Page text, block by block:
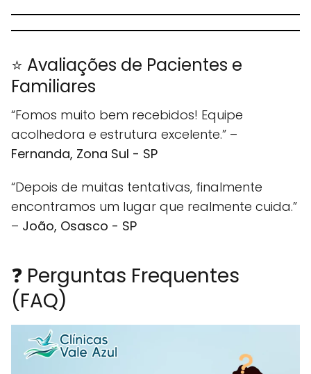
⭐ Avaliações de Pacientes e
Familiares
“Fomos muito bem recebidos! Equipe
acolhedora e estrutura excelente.” –
Fernanda, Zona Sul - SP
“Depois de muitas tentativas, finalmente
encontramos um lugar que realmente cuida.”
– João, Osasco - SP
❓ Perguntas Frequentes
(FAQ)